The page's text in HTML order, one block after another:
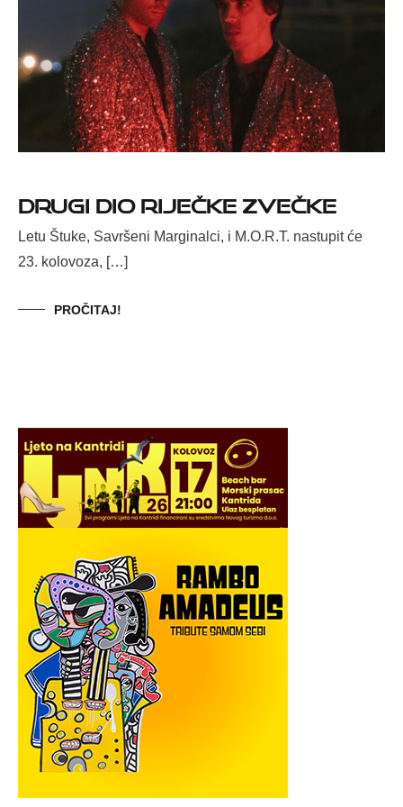
Drugi dio Riječke Zvečke
Letu Štuke, Savršeni Marginalci, i M.O.R.T. nastupit će
23. kolovoza, […]
PROČITAJ!